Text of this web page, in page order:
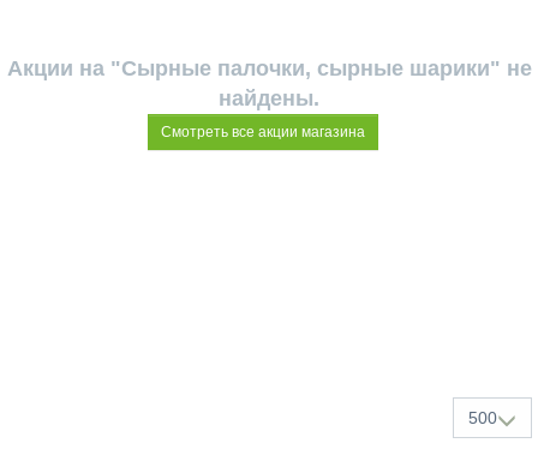
Акции на "Сырные палочки, сырные шарики" не
найдены.
Смотреть все акции магазина
500